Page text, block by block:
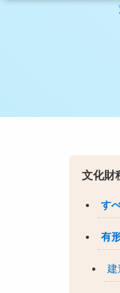
文化財
す
有
建